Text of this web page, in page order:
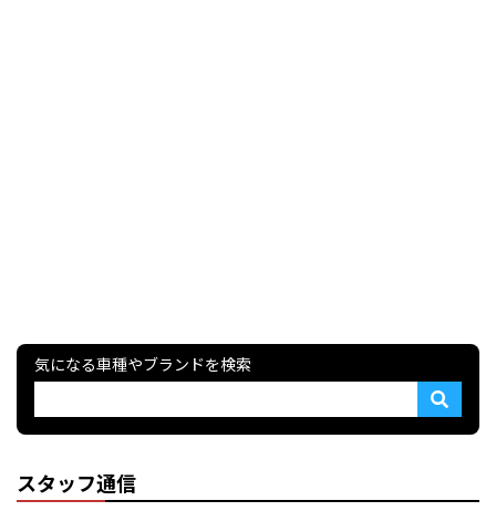
気になる車種やブランドを検索
スタッフ通信